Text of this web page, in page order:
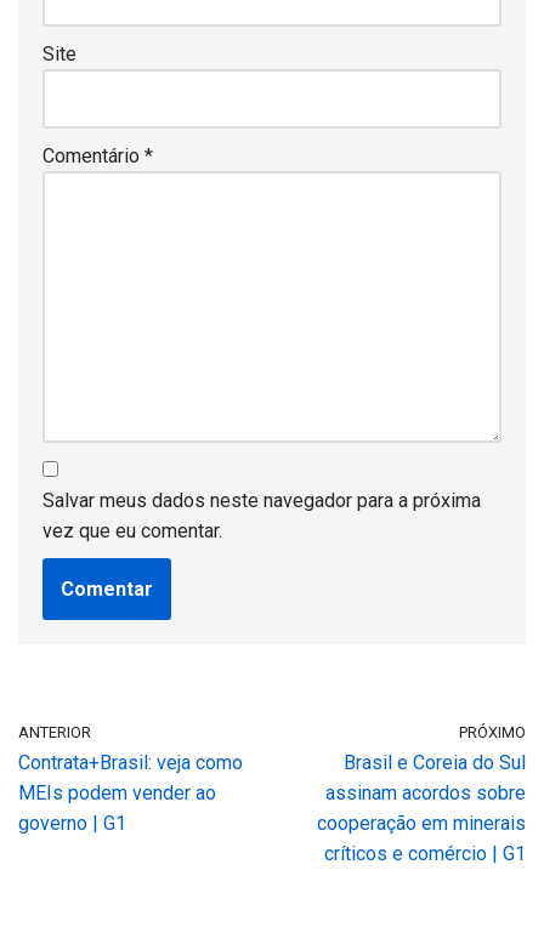
Site
Comentário *
Salvar meus dados neste navegador para a próxima
vez que eu comentar.
ANTERIOR
Contrata+Brasil: veja como
MEIs podem vender ao
governo | G1
PRÓXIMO
Brasil e Coreia do Sul
assinam acordos sobre
cooperação em minerais
críticos e comércio | G1